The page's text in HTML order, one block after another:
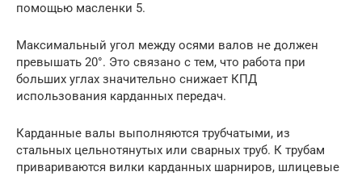
помощью масленки 5.
Максимальный угол между осями валов не должен
превышать 20°. Это связано с тем, что работа при
больших углах значительно снижает КПД
использования карданных передач.
Карданные валы выполняются трубчатыми, из
стальных цельнотянутых или сварных труб. К трубам
привариваются вилки карданных шарниров, шлицевые